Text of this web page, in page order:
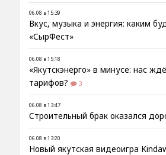
06.08 в 15:39
Вкус, музыка и энергия: каким
«СырФест»
06.08 в 15:18
«Якутскэнерго» в минусе: нас
тарифов?
3
06.08 в 13:47
Строительный брак оказался
06.08 в 13:20
Новый якутская видеоигра